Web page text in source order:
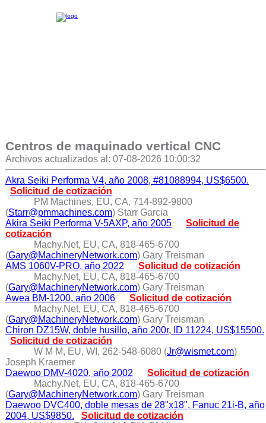
Centros de maquinado vertical CNC
Archivos actualizados al: 07-08-2026 10:00:32
Akra Seiki Performa V4, año 2008, #81088994, US$6500.
Solicitud de cotización
PM Machines, EU, CA, 714-892-9800
(Starr@pmmachines.com) Starr Garcia
Akira Seiki Performa V-5AXP, año 2005
Solicitud de
cotización
Machy.Net, EU, CA, 818-465-6700
(Gary@MachineryNetwork.com) Gary Treisman
AMS 1060V-PRO, año 2022
Solicitud de cotización
Machy.Net, EU, CA, 818-465-6700
(Gary@MachineryNetwork.com) Gary Treisman
Awea BM-1200, año 2006
Solicitud de cotización
Machy.Net, EU, CA, 818-465-6700
(Gary@MachineryNetwork.com) Gary Treisman
Chiron DZ15W, doble husillo, año 200r, ID 11224, US$15500.
Solicitud de cotización
W M M, EU, WI, 262-548-6080 (Jr@wismet.com)
Joseph Kraemer
Daewoo DMV-4020, año 2002
Solicitud de cotización
Machy.Net, EU, CA, 818-465-6700
(Gary@MachineryNetwork.com) Gary Treisman
Daewoo DVC400, doble mesas de 28"x18", Fanuc 21i-B, año
2004, US$9850.
Solicitud de cotización